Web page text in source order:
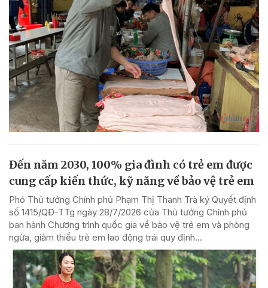
Đến năm 2030, 100% gia đình có trẻ em được
cung cấp kiến thức, kỹ năng về bảo vệ trẻ em
Phó Thủ tướng Chính phủ Phạm Thị Thanh Trà ký Quyết định
số 1415/QĐ-TTg ngày 28/7/2026 của Thủ tướng Chính phủ
ban hành Chương trình quốc gia về bảo vệ trẻ em và phòng
ngừa, giảm thiểu trẻ em lao động trái quy định...